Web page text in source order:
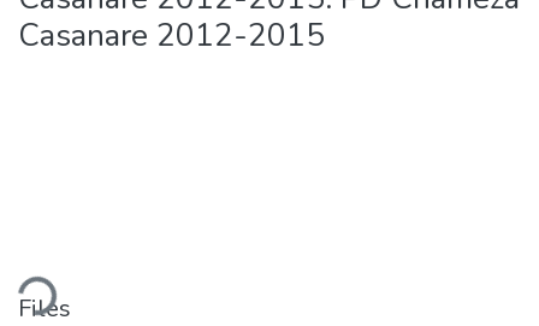
Casanare 2012-2015
Files